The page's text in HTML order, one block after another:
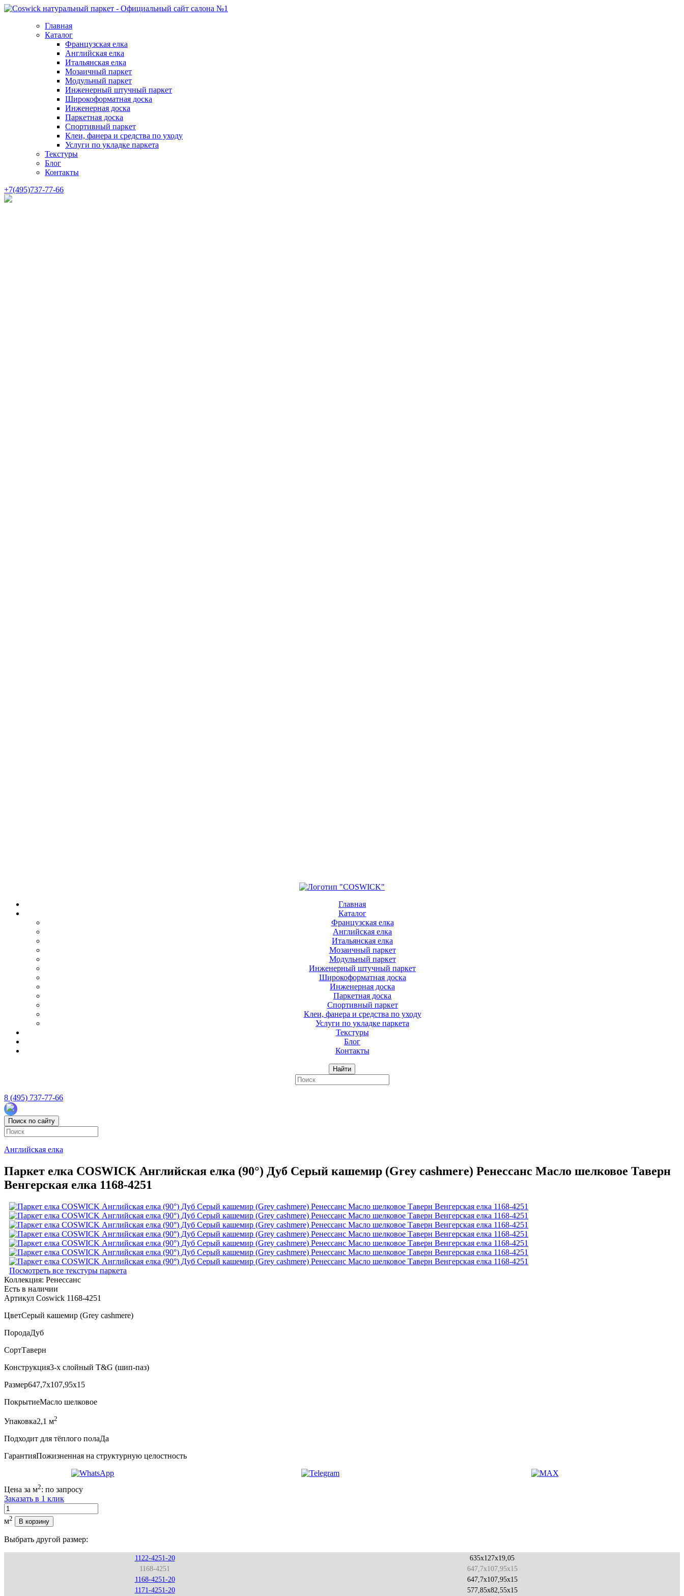
Главная
Каталог
Французская елка
Английская елка
Итальянская елка
Мозаичный паркет
Модульный паркет
Инженерный штучный паркет
Широкоформатная доска
Инженерная доска
Паркетная доска
Спортивный паркет
Клеи, фанера и средства по уходу
Услуги по укладке паркета
Текстуры
Блог
Контакты
+7(495)737-77-66
Главная
Каталог
Французская елка
Английская елка
Итальянская елка
Мозаичный паркет
Модульный паркет
Инженерный штучный паркет
Широкоформатная доска
Инженерная доска
Паркетная доска
Спортивный паркет
Клеи, фанера и средства по уходу
Услуги по укладке паркета
Текстуры
Блог
Контакты
Найти
8 (495) 737-77-66
Поиск по сайту
Английская елка
Паркет елка COSWICK Английская елка (90°) Дуб Серый кашемир (Grey cashmere) Ренессанс Масло шелковое Таверн
Венгерская елка 1168-4251
Посмотреть все текстуры паркета
Коллекция: Ренессанс
Есть в наличии
Артикул Coswick 1168-4251
ЦветСерый кашемир (Grey cashmere)
ПородаДуб
СортТаверн
Конструкция3-х слойный T&G (шип-паз)
Размер647,7x107,95x15
ПокрытиеМасло шелковое
Упаковка2,1 м2
Подходит для тёплого полаДа
ГарантияПожизненная на структурную целостность
Цена за м2: по запросу
Заказать в 1 клик
Количество
м2 В корзину
Выбрать другой размер:
1122-4251-20
635x127x19,05
1168-4251
647,7x107,95x15
1168-4251-20
647,7x107,95x15
1171-4251-20
577,85x82,55x15